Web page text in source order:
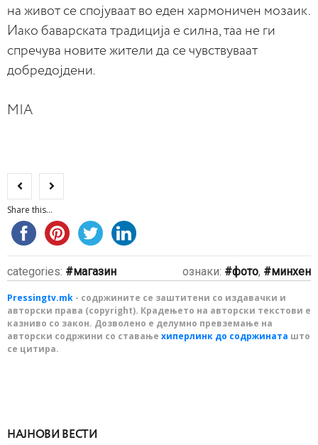
на живот се спојуваат во еден хармоничен мозаик.
Иако баварската традиција е силна, таа не ги
спречува новите жители да се чувствуваат
добредојдени.
MIA
Share this...
categories: магазин ознаки: фото, минхен
Pressingtv.mk - содржините се заштитени со издавачки и
авторски права (copyright). Крадењето на авторски текстови е
казниво со закон. Дозволено е делумно превземање на
авторски содржини со ставање хиперлинк до содржината што
се цитира.
НАЈНОВИ ВЕСТИ